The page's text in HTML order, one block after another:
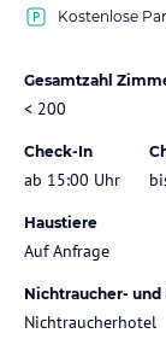
Kostenlose
Gesamtzahl
< 200
Check-In
ab 15:00 Uhr
Haustiere
Auf Anfrage
Nichtraucher-
Nichtraucherhotel